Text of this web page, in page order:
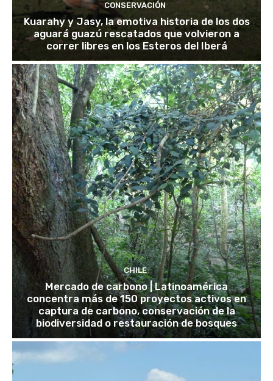
CONSERVACIÓN
Kuarahy y Jasy, la emotiva historia de los dos
aguará guazú rescatados que volvieron a
correr libres en los Esteros del Iberá
CHILE
Mercado de carbono | Latinoamérica
concentra más de 150 proyectos activos en
captura de carbono, conservación de la
biodiversidad o restauración de bosques